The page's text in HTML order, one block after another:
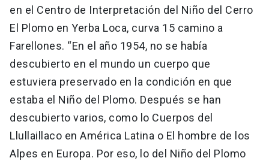
en el Centro de Interpretación del Niño del Cerro
El Plomo en Yerba Loca, curva 15 camino a
Farellones. “En el año 1954, no se había
descubierto en el mundo un cuerpo que
estuviera preservado en la condición en que
estaba el Niño del Plomo. Después se han
descubierto varios, como lo Cuerpos del
Llullaillaco en América Latina o El hombre de los
Alpes en Europa. Por eso, lo del Niño del Plomo